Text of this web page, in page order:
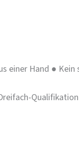
einer Hand ● Kein